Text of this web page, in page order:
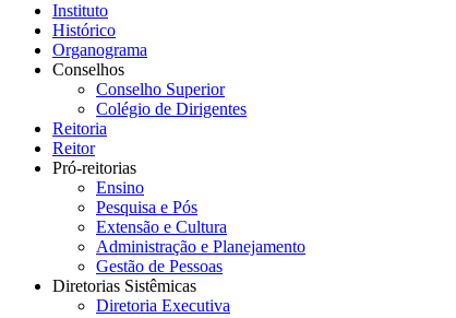
Instituto
Histórico
Organograma
Conselhos
Conselho Superior
Colégio de Dirigentes
Reitoria
Reitor
Pró-reitorias
Ensino
Pesquisa e Pós
Extensão e Cultura
Administração e Planejamento
Gestão de Pessoas
Diretorias Sistêmicas
Diretoria Executiva